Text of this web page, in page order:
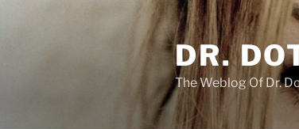
DR.
The Weblog Of Dr.